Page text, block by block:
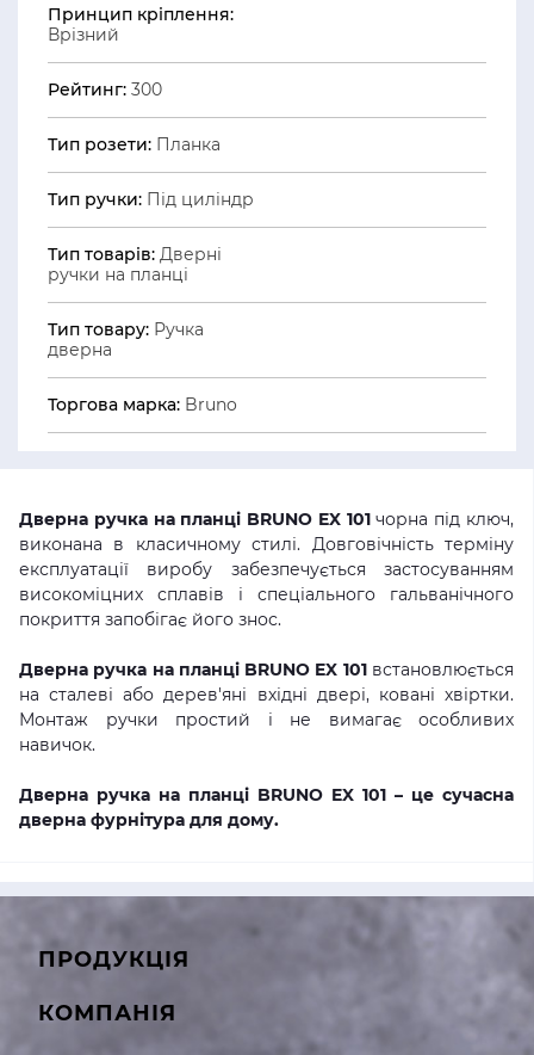
Принцип кріплення:
Врізний
Рейтинг: 300
Тип розети: Планка
Тип ручки: Під циліндр
Тип товарів: Дверні
ручки на планці
Тип товару: Ручка
дверна
Торгова марка: Bruno
Дверна ручка на планці BRUNO EX 101чорна під ключ,
виконана в класичному стилі. Довговічність терміну
експлуатації виробу забезпечується застосуванням
високоміцних сплавів і спеціального гальванічного
покриття запобігає його знос.
Дверна ручка на планці BRUNO EX 101встановлюється
на сталеві або дерев'яні вхідні двері, ковані хвіртки.
Монтаж ручки простий і не вимагає особливих
навичок.
Дверна ручка на планці BRUNO EX 101 – це сучасна
дверна фурнітура для дому.
ПРОДУКЦІЯ
КОМПАНІЯ